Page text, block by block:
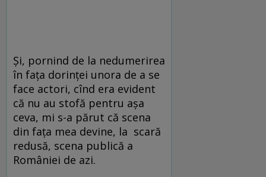
Și, pornind de la nedumerirea
în fața dorinței unora de a se
face actori, cînd era evident
că nu au stofă pentru așa
ceva, mi s-a părut că scena
din fața mea devine, la scară
redusă, scena publică a
României de azi.